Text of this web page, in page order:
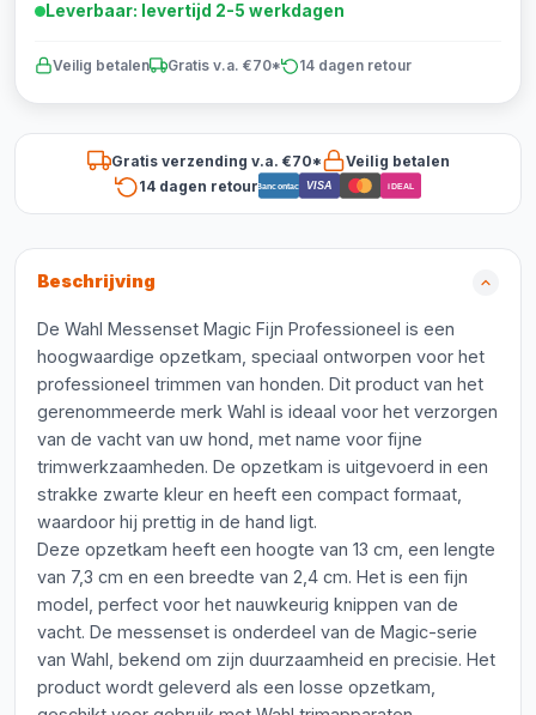
Leverbaar: levertijd 2-5 werkdagen
Veilig betalen Gratis v.a. €70* 14 dagen retour
Gratis verzending v.a. €70*
Veilig betalen
14 dagen retourBancontact VISA iDEAL
Beschrijving
De Wahl Messenset Magic Fijn Professioneel is een
hoogwaardige opzetkam, speciaal ontworpen voor het
professioneel trimmen van honden. Dit product van het
gerenommeerde merk Wahl is ideaal voor het verzorgen
van de vacht van uw hond, met name voor fijne
trimwerkzaamheden. De opzetkam is uitgevoerd in een
strakke zwarte kleur en heeft een compact formaat,
waardoor hij prettig in de hand ligt.
Deze opzetkam heeft een hoogte van 13 cm, een lengte
van 7,3 cm en een breedte van 2,4 cm. Het is een fijn
model, perfect voor het nauwkeurig knippen van de
vacht. De messenset is onderdeel van de Magic-serie
van Wahl, bekend om zijn duurzaamheid en precisie. Het
product wordt geleverd als een losse opzetkam,